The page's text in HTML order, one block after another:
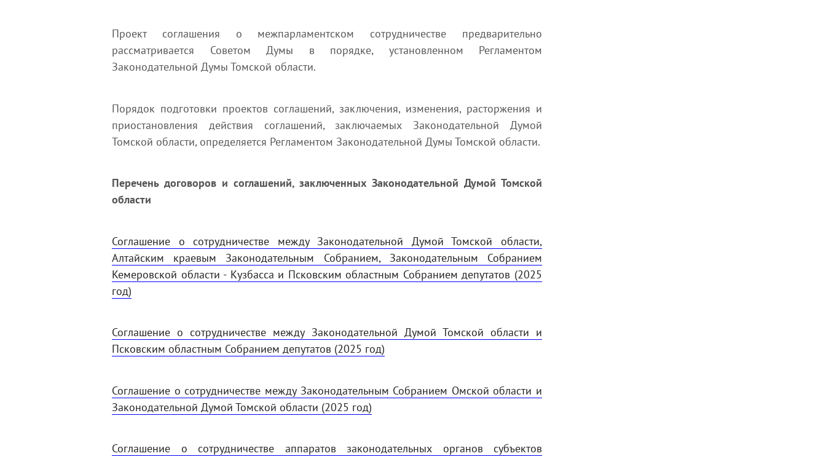
Проект соглашения о межпарламентском сотрудничестве предварительно
рассматривается Советом Думы в порядке, установленном Регламентом
Законодательной Думы Томской области.
Порядок подготовки проектов соглашений, заключения, изменения, расторжения и
приостановления действия соглашений, заключаемых Законодательной Думой
Томской области, определяется Регламентом Законодательной Думы Томской области.
Перечень договоров и соглашений, заключенных Законодательной Думой Томской
области
Соглашение о сотрудничестве между Законодательной Думой Томской области,
Алтайским краевым Законодательным Собранием, Законодательным Собранием
Кемеровской области - Кузбасса и Псковским областным Собранием депутатов (2025
год)
Соглашение о сотрудничестве между Законодательной Думой Томской области и
Псковским областным Собранием депутатов (2025 год)
Соглашение о сотрудничестве между Законодательным Собранием Омской области и
Законодательной Думой Томской области (2025 год)
Соглашение о сотрудничестве аппаратов законодательных органов субъектов